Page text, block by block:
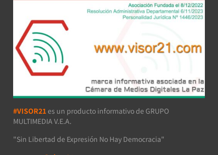
#VISOR21 es un producto informativo de GRUPO
MULTIMEDIA V.E.A.
"Sin Libertad de Expresión No Hay Democracia"